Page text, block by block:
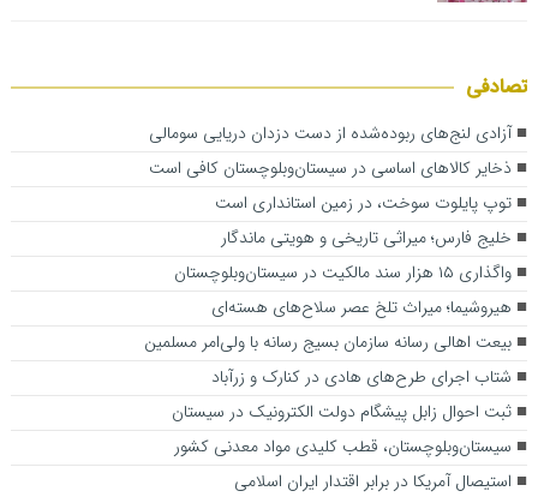
تصادفی
آزادی لنج‌های ربوده‌شده از دست دزدان دریایی سومالی
ذخایر کالاهای اساسی در سیستان‌وبلوچستان کافی است
توپ پایلوت سوخت، در زمین استانداری است
خلیج فارس؛ میراثی تاریخی و هویتی ماندگار
واگذاری ۱۵ هزار سند مالکیت در سیستان‌وبلوچستان
هیروشیما؛ میراث تلخ عصر سلاح‌های هسته‌ای
بیعت‌ اهالی رسانه سازمان بسیج رسانه با ولی‌امر مسلمین
شتاب اجرای طرح‌های هادی در کنارک و زرآباد
ثبت احوال زابل پیشگام دولت الکترونیک در سیستان
سیستان‌وبلوچستان، قطب کلیدی مواد معدنی کشور
استیصال آمریکا در برابر اقتدار ایران اسلامی